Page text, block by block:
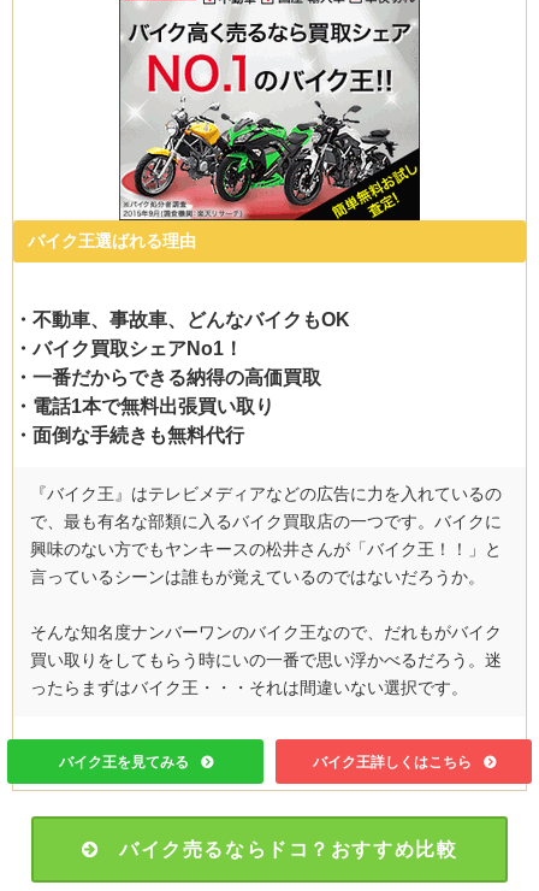
バイク王選ばれる理由
・不動車、事故車、どんなバイクもOK
・バイク買取シェアNo1！
・一番だからできる納得の高価買取
・電話1本で無料出張買い取り
・面倒な手続きも無料代行
『バイク王』はテレビメディアなどの広告に力を入れているの
で、最も有名な部類に入るバイク買取店の一つです。バイクに
興味のない方でもヤンキースの松井さんが「バイク王！！」と
言っているシーンは誰もが覚えているのではないだろうか。
そんな知名度ナンバーワンのバイク王なので、だれもがバイク
買い取りをしてもらう時にいの一番で思い浮かべるだろう。迷
ったらまずはバイク王・・・それは間違いない選択です。
バイク王を見てみる バイク王詳しくはこちら
バイク売るならドコ？おすすめ比較